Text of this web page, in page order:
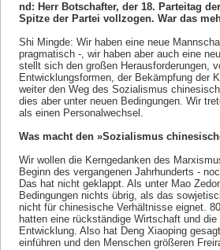
nd: Herr Botschafter, der 18. Parteitag
Spitze der Partei vollzogen. War das
Shi Mingde: Wir haben eine neue
pragmatisch -, wir haben aber auch eine
stellt sich den großen Herausforderungen,
Entwicklungsformen, der Bekämpfung der
weiter den Weg des Sozialismus
dies aber unter neuen Bedingungen. Wir
als einen Personalwechsel.
Was macht den »Sozialismus
Wir wollen die Kerngedanken des
Beginn des vergangenen Jahrhunderts -
Das hat nicht geklappt. Als unter Mao
Bedingungen nichts übrig, als das
nicht für chinesische Verhältnisse eignet.
hatten eine rückständige Wirtschaft und
Entwicklung. Also hat Deng Xiaoping
einführen und den Menschen größeren